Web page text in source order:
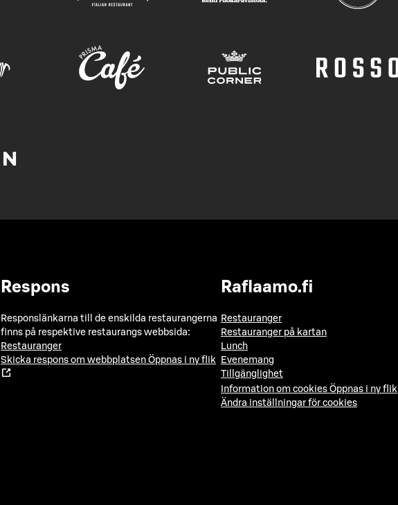
Respons
Responslänkarna till de enskilda restaurangerna
finns på respektive restaurangs webbsida:
Restauranger
Skicka respons om webbplatsen Öppnas i ny flik
Raflaamo.fi
Restauranger
Restauranger på kartan
Lunch
Evenemang
Tillgänglighet
Information om cookies Öppnas i ny flik
Ändra inställningar för cookies